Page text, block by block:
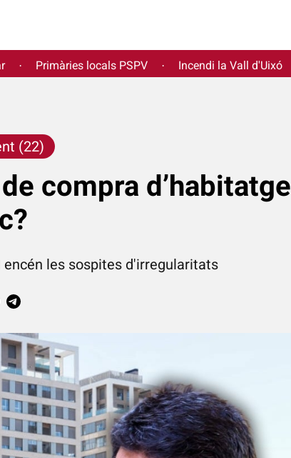
· Primàries locals PSPV · Incendi la Vall d'Uixó
(22)
compra d’habitatge
les sospites d'irregularitats